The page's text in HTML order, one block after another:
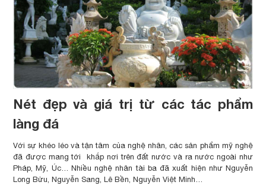
Nét đẹp và giá trị từ các tác phẩm
làng đá
Với sự khéo léo và tận tâm của nghệ nhân, các sản phẩm mỹ nghệ
đã được mang tới khắp nơi trên đất nước và ra nước ngoài như
Pháp, Mỹ, Úc… Nhiều nghệ nhân tài ba đã xuất hiện như Nguyễn
Long Bửu, Nguyễn Sang, Lê Bền, Nguyễn Việt Minh…